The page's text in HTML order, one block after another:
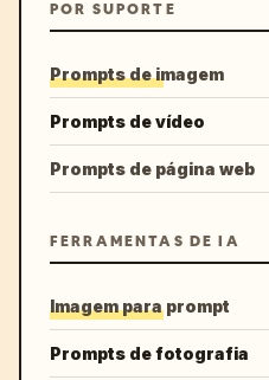
POR SUPORTE
Prompts de imagem
Prompts de vídeo
Prompts de página web
FERRAMENTAS DE IA
Imagem para prompt
Prompts de fotografia